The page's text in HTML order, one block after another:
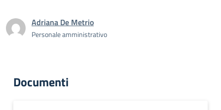
Adriana De Metrio
Personale amministrativo
Documenti